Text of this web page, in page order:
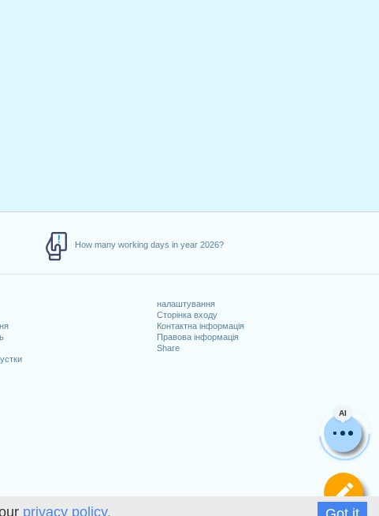
privacy policy.
How many working days in year 2026?
налаштування
Сторінка входу
Контактна інформація
Правова інформація
Share
AI